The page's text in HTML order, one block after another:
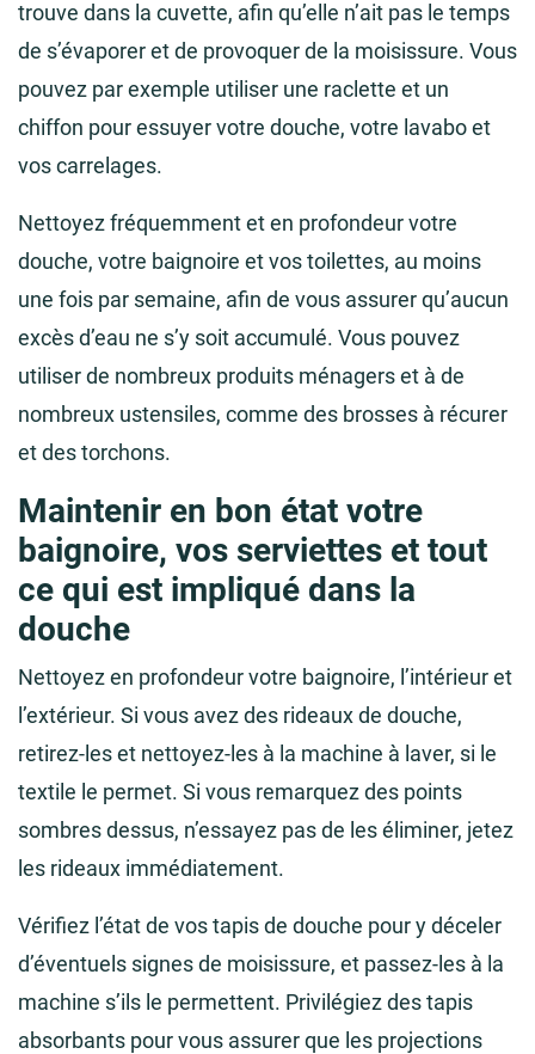
trouve dans la cuvette, afin qu’elle n’ait pas le temps
de s’évaporer et de provoquer de la moisissure. Vous
pouvez par exemple utiliser une raclette et un
chiffon pour essuyer votre douche, votre lavabo et
vos carrelages.
Nettoyez fréquemment et en profondeur votre
douche, votre baignoire et vos toilettes, au moins
une fois par semaine, afin de vous assurer qu’aucun
excès d’eau ne s’y soit accumulé. Vous pouvez
utiliser de nombreux produits ménagers et à de
nombreux ustensiles, comme des brosses à récurer
et des torchons.
Maintenir en bon état votre
baignoire, vos serviettes et tout
ce qui est impliqué dans la
douche
Nettoyez en profondeur votre baignoire, l’intérieur et
l’extérieur. Si vous avez des rideaux de douche,
retirez-les et nettoyez-les à la machine à laver, si le
textile le permet. Si vous remarquez des points
sombres dessus, n’essayez pas de les éliminer, jetez
les rideaux immédiatement.
Vérifiez l’état de vos tapis de douche pour y déceler
d’éventuels signes de moisissure, et passez-les à la
machine s’ils le permettent. Privilégiez des tapis
absorbants pour vous assurer que les projections